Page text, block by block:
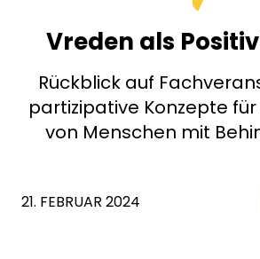
Vreden als
Rückblick auf
partizipative Konzepte
von Menschen mit
21. FEBRUAR 2024